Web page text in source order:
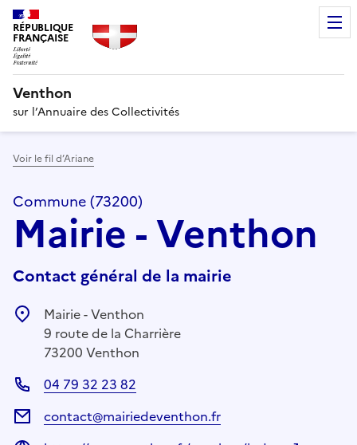
RÉPUBLIQUE
FRANÇAISE
Venthon
sur l’Annuaire des Collectivités
Voir le fil d’Ariane
Commune (73200)
Mairie - Venthon
Contact général de la mairie
Mairie - Venthon
9 route de la Charrière
73200 Venthon
04 79 32 23 82
contact@mairiedeventhon.fr